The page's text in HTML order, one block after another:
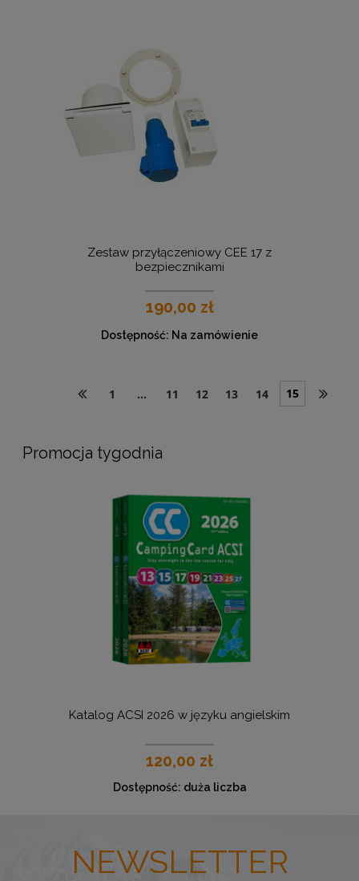
Zestaw przyłączeniowy CEE 17 z
bezpiecznikami
190,00 zł
Dostępność: Na zamówienie
1 ... 11 12 13 14 15
Promocja tygodnia
Katalog ACSI 2026 w języku angielskim
120,00 zł
Dostępność: duża liczba
NEWSLETTER